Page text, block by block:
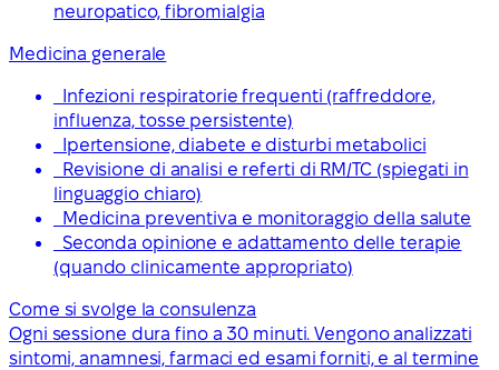
neuropatico, fibromialgia
Medicina generale
Infezioni respiratorie frequenti (raffreddore,
influenza, tosse persistente)
Ipertensione, diabete e disturbi metabolici
Revisione di analisi e referti di RM/TC (spiegati in
linguaggio chiaro)
Medicina preventiva e monitoraggio della salute
Seconda opinione e adattamento delle terapie
(quando clinicamente appropriato)
Come si svolge la consulenza
Ogni sessione dura fino a 30 minuti. Vengono analizzati
sintomi, anamnesi, farmaci ed esami forniti, e al termine